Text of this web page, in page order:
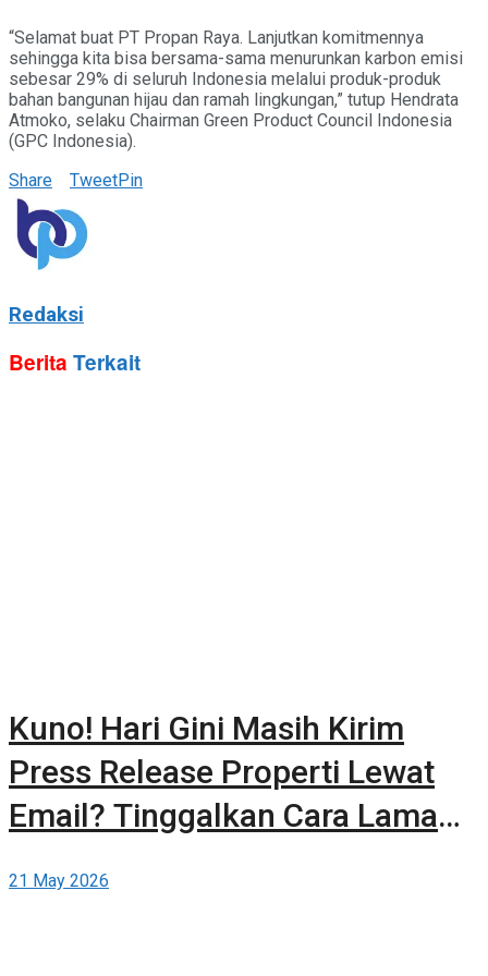
“Selamat buat PT Propan Raya. Lanjutkan komitmennya
sehingga kita bisa bersama-sama menurunkan karbon emisi
sebesar 29% di seluruh Indonesia melalui produk-produk
bahan bangunan hijau dan ramah lingkungan,” tutup Hendrata
Atmoko, selaku Chairman Green Product Council Indonesia
(GPC Indonesia).
Share
TweetPin
Redaksi
Berita Terkait
Kuno! Hari Gini Masih Kirim
Press Release Properti Lewat
Email? Tinggalkan Cara Lama
Gratis di Berita-Properti.com
21 May 2026